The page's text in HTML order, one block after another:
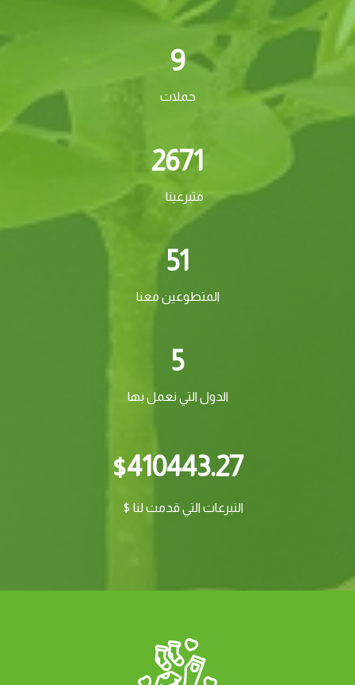
9
حملات
2671
متبرعينا
51
المتطوعين معنا
5
الدول التي نعمل بها
410443.27
$
التبرعات التي قدمت لنا $